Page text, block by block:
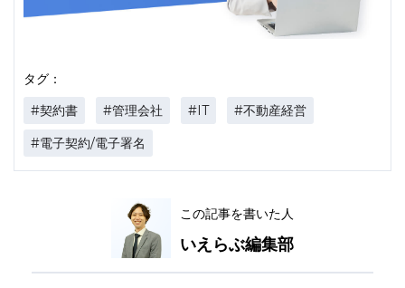
タグ：
#契約書 #管理会社 #IT
#不動産経営
#電子契約/電子署名
この記事を書いた人
いえらぶ編集部